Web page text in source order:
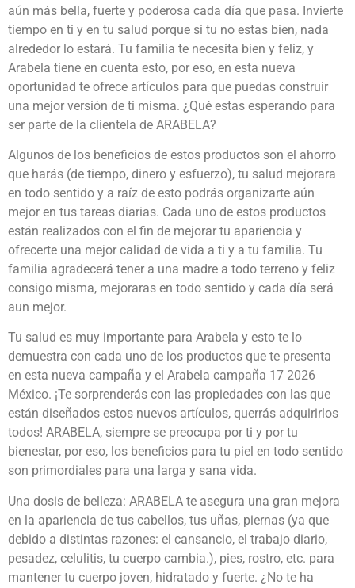
aún más bella, fuerte y poderosa cada día que pasa. Invierte
tiempo en ti y en tu salud porque si tu no estas bien, nada
alrededor lo estará. Tu familia te necesita bien y feliz, y
Arabela tiene en cuenta esto, por eso, en esta nueva
oportunidad te ofrece artículos para que puedas construir
una mejor versión de ti misma. ¿Qué estas esperando para
ser parte de la clientela de ARABELA?
Algunos de los beneficios de estos productos son el ahorro
que harás (de tiempo, dinero y esfuerzo), tu salud mejorara
en todo sentido y a raíz de esto podrás organizarte aún
mejor en tus tareas diarias. Cada uno de estos productos
están realizados con el fin de mejorar tu apariencia y
ofrecerte una mejor calidad de vida a ti y a tu familia. Tu
familia agradecerá tener a una madre a todo terreno y feliz
consigo misma, mejoraras en todo sentido y cada día será
aun mejor.
Tu salud es muy importante para Arabela y esto te lo
demuestra con cada uno de los productos que te presenta
en esta nueva campaña y el Arabela campaña 17 2026
México. ¡Te sorprenderás con las propiedades con las que
están diseñados estos nuevos artículos, querrás adquirirlos
todos! ARABELA, siempre se preocupa por ti y por tu
bienestar, por eso, los beneficios para tu piel en todo sentido
son primordiales para una larga y sana vida.
Una dosis de belleza: ARABELA te asegura una gran mejora
en la apariencia de tus cabellos, tus uñas, piernas (ya que
debido a distintas razones: el cansancio, el trabajo diario,
pesadez, celulitis, tu cuerpo cambia.), pies, rostro, etc. para
mantener tu cuerpo joven, hidratado y fuerte. ¿No te ha